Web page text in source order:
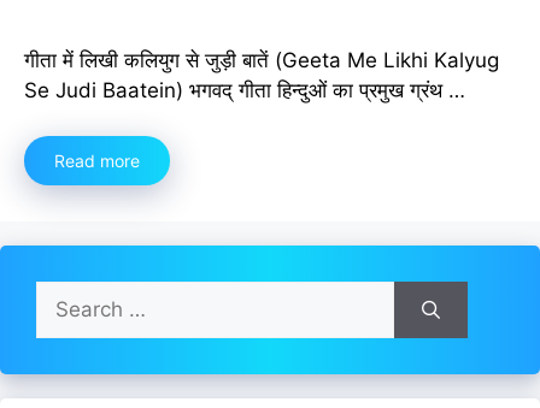
गीता में लिखी कलियुग से जुड़ी बातें (Geeta Me Likhi Kalyug
Se Judi Baatein) भगवद् गीता हिन्दुओं का प्रमुख ग्रंथ …
Read more
Search
for: